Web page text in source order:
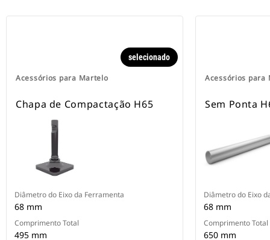
Acessórios para Martelo
selecionado
Chapa de Compactação H65
Diâmetro do Eixo da Ferramenta
68 mm
Comprimento Total
495 mm
Acessórios para
Sem Ponta
Diâmetro do Eixo
68 mm
Comprimento Total
650 mm